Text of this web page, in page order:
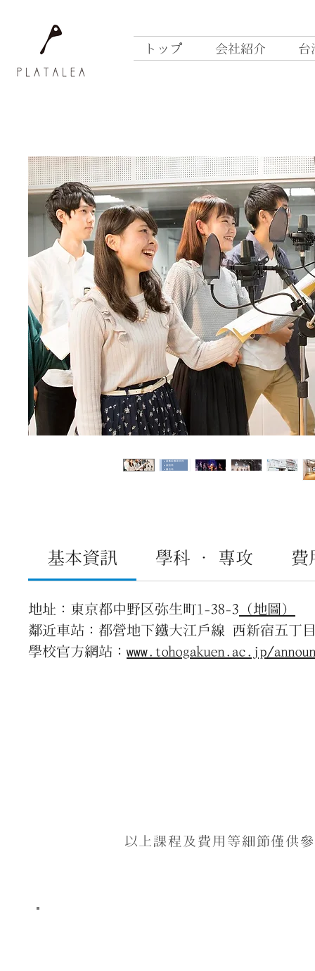
トップ 会社紹介 台
基本資訊 學科 · 專攻 費
地址：東京都中野区弥生町1-38-3 （地圖）
鄰近車站：都營地下鐵大江戶線 西新宿五丁
學校官方網站：www.tohogakuen.ac.jp/
以上課程及費用等細節僅供